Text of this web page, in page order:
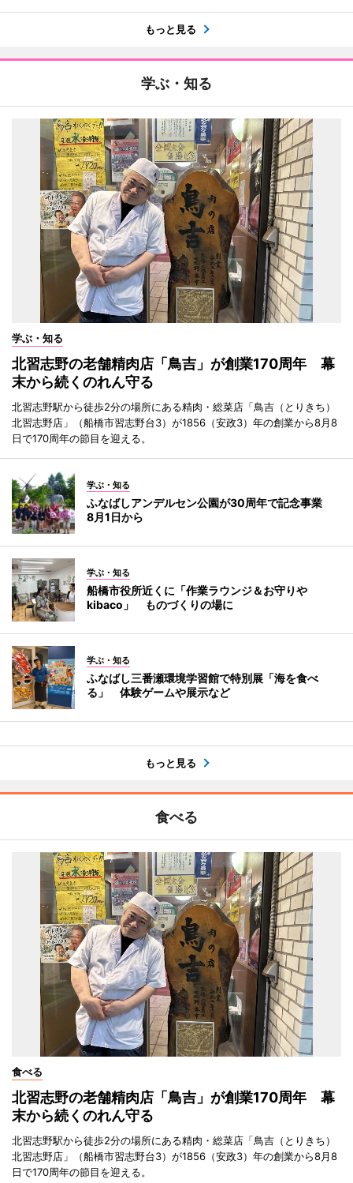
もっと見る
学ぶ・知る
学ぶ・知る
北習志野の老舗精肉店「鳥吉」が創業170周年 幕
末から続くのれん守る
北習志野駅から徒歩2分の場所にある精肉・総菜店「鳥吉（とりきち）
北習志野店」（船橋市習志野台3）が1856（安政3）年の創業から8月8
日で170周年の節目を迎える。
学ぶ・知る
ふなばしアンデルセン公園が30周年で記念事業
8月1日から
学ぶ・知る
船橋市役所近くに「作業ラウンジ＆お守りや
kibaco」 ものづくりの場に
学ぶ・知る
ふなばし三番瀬環境学習館で特別展「海を食べ
る」 体験ゲームや展示など
もっと見る
食べる
食べる
北習志野の老舗精肉店「鳥吉」が創業170周年 幕
末から続くのれん守る
北習志野駅から徒歩2分の場所にある精肉・総菜店「鳥吉（とりきち）
北習志野店」（船橋市習志野台3）が1856（安政3）年の創業から8月8
日で170周年の節目を迎える。